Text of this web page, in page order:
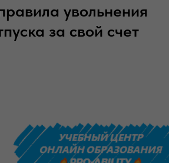
увольнения
за свой счет